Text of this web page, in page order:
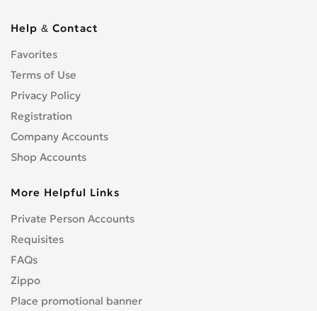
Help & Contact
Favorites
Terms of Use
Privacy Policy
Registration
Company Accounts
Shop Accounts
More Helpful Links
Private Person Accounts
Requisites
FAQs
Zippo
Place promotional banner